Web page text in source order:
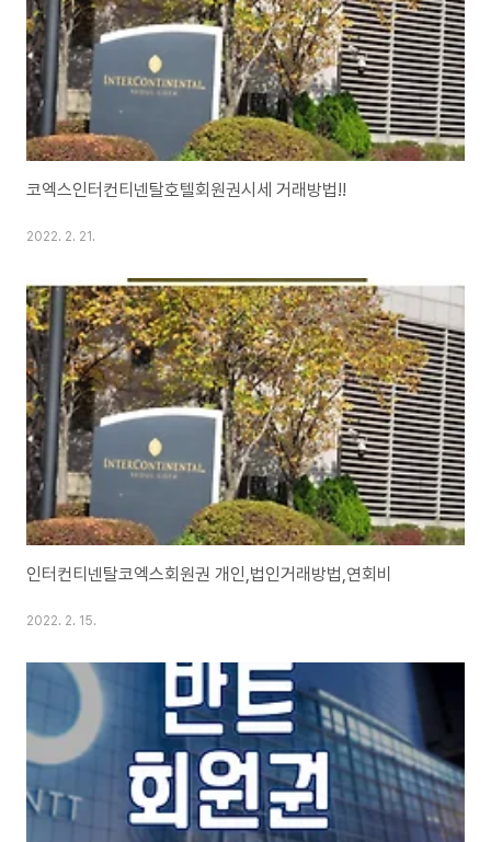
코엑스인터컨티넨탈호텔회원권시세 거래방법!!
2022. 2. 21.
인터컨티넨탈코엑스회원권 개인,법인거래방법,연회비
2022. 2. 15.